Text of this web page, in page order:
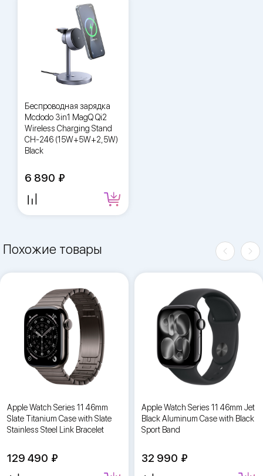
Беспроводная зарядка
Mcdodo 3in1 MagQ Qi2
Wireless Charging Stand
CH-246 (15W+5W+2,5W)
Black
6 890
Похожие товары
Apple Watch Series 11 46mm
Slate Titanium Case with Slate
Stainless Steel Link Bracelet
129 490
Apple Watch Series 11 46mm Jet
Black Aluminum Case with Black
Sport Band
32 990